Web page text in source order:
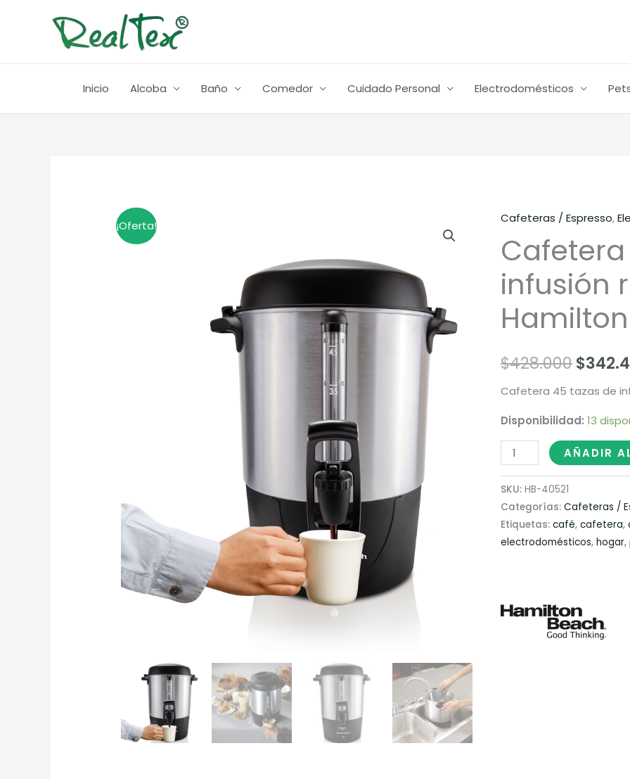
Inicio Alcoba Baño Comedor Cuidado Personal Electrodomésticos
¡Oferta! Cafeteras / Espresso,
infusión
$428.000
El
precio
era:
$
Cafetera 45 tazas de
Disponibilidad: 13
Cafetera
45
tazas
de
infusión
rápida
Beach
40521
cantidad
AÑADIR
SKU: HB-40521
Categorías: Cafeteras /
Etiquetas: café, cafetera,
electrodomésticos, hogar,